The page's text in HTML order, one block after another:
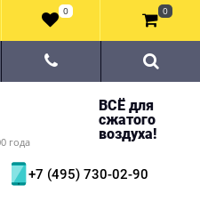
года
ВСЁ для
сжатого
воздуха!
+7 (495) 730-02-90
0 0